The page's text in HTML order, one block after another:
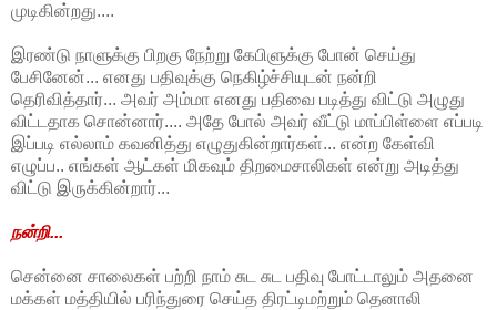
முடிகின்றது....
இரண்டு நாளுக்கு பிறகு நேற்று கேபிளுக்கு போன் செய்து
பேசினேன்... எனது பதிவுக்கு நெகிழ்ச்சியுடன் நன்றி
தெரிவித்தார்... அவர் அம்மா எனது பதிவை படித்து விட்டு அழுது
விட்டதாக சொன்னார்.... அதே போல் அவர் வீட்டு மாப்பிள்ளை எப்படி
இப்படி எல்லாம் கவனித்து எழுதுகின்றார்கள்... என்ற கேள்வி
எழுப்ப.. எங்கள் ஆட்கள் மிகவும் திறமைசாலிகள் என்று அடித்து
விட்டு இருக்கின்றார்...
நன்றி...
சென்னை சாலைகள் பற்றி நாம் சுட சுட பதிவு போட்டாலும் அதனை
மக்கள் மத்தியில் பரிந்துரை செய்த திரட்டிமற்றும் தெனாலி